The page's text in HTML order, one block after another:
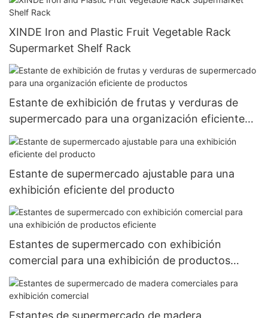
XINDE Iron and Plastic Fruit Vegetable Rack
Supermarket Shelf Rack
Estante de exhibición de frutas y verduras de
supermercado para una organización eficiente
de productos
Estante de supermercado ajustable para una
exhibición eficiente del producto
Estantes de supermercado con exhibición
comercial para una exhibición de productos
eficiente
Estantes de supermercado de madera